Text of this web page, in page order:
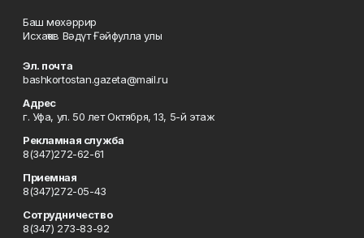
Баш мөхәррир
Исхаҡов Вәдүт Ғәйфулла улы
Эл. почта
bashkortostan.gazeta@mail.ru
Адрес
г. Уфа, ул. 50 лет Октября, 13, 5-й этаж
Рекламная служба
8(347)272-62-61
Приемная
8(347)272-05-43
Сотрудничество
8(347) 273-83-92